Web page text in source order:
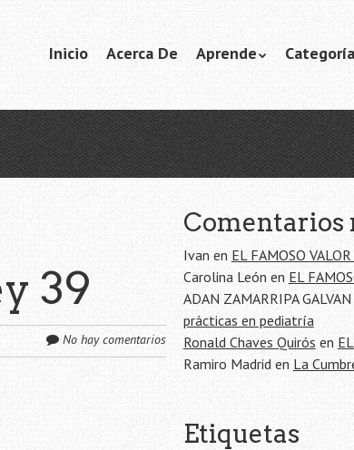
Menú
al
contenido
Inicio Acerca De Aprende
39
No hay comentarios
Comentarios
Ivanen EL FAMOSO
Carolina León en EL
ADAN ZAMARRIPA GALVAN
prácticas en pediatría
Ronald Chaves Quirós en
Ramiro Madriden La
Etiquetas